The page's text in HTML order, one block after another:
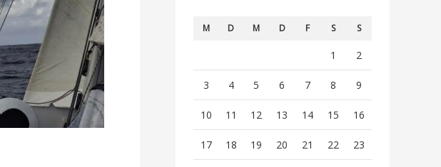
M D M D F S S
1 2
3 4 5 6 7 8 9
10 11 12 13 14 15 16
17 18 19 20 21 22 23